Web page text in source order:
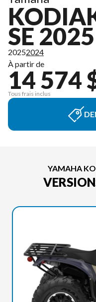
SE 2025
20252024
À partir de
14 574
Tous frais inclus
YAMAHA